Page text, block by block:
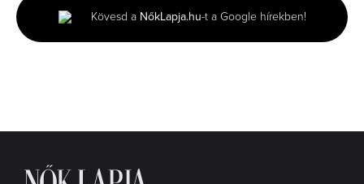
minute,
27
seconds
Kövesd a NőkLapja.hu-t a Google hírekben!